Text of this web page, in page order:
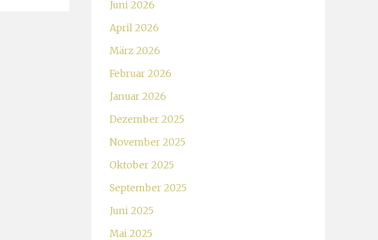
Juni 2026
April 2026
März 2026
Februar 2026
Januar 2026
Dezember 2025
November 2025
Oktober 2025
September 2025
Juni 2025
Mai 2025